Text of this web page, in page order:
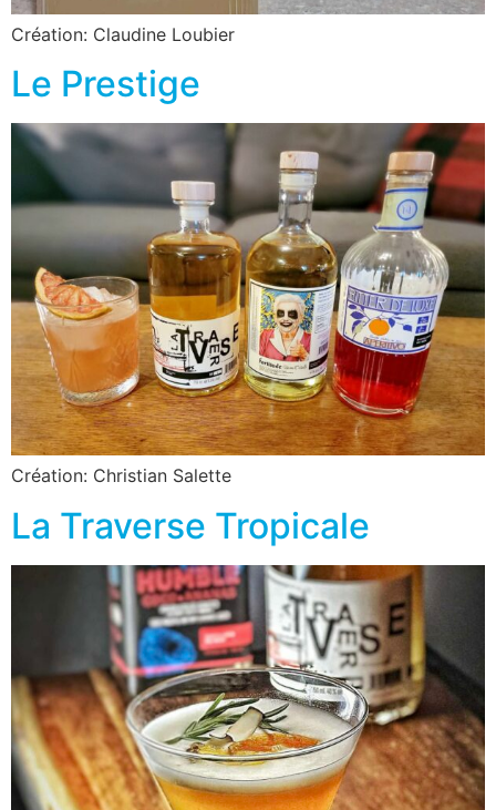
Création: Claudine Loubier
Le Prestige
Création: Christian Salette
La Traverse Tropicale